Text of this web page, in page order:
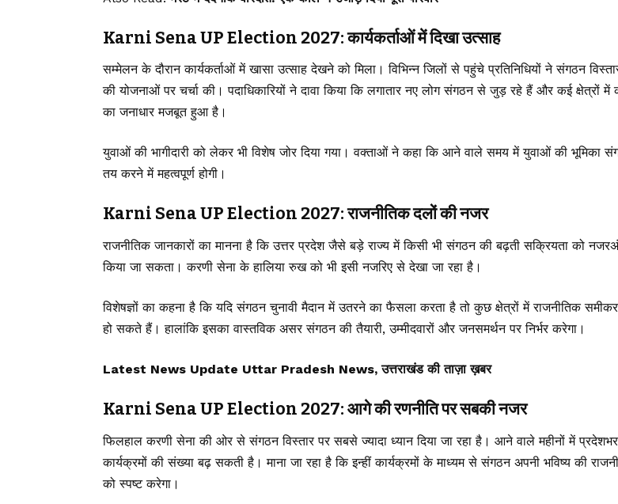
Karni Sena UP Election 2027: कार्यकर्ताओं में दिखा उत्साह
सम्मेलन के दौरान कार्यकर्ताओं में खासा उत्साह देखने को मिला। विभिन्न जिलों से पहुंचे प्रतिनिधियों ने संगठन
की योजनाओं पर चर्चा की। पदाधिकारियों ने दावा किया कि लगातार नए लोग संगठन से जुड़ रहे हैं और कई क्षेत्रों में
का जनाधार मजबूत हुआ है।
युवाओं की भागीदारी को लेकर भी विशेष जोर दिया गया। वक्ताओं ने कहा कि आने वाले समय में युवाओं की भूमिका
तय करने में महत्वपूर्ण होगी।
Karni Sena UP Election 2027: राजनीतिक दलों की नजर
राजनीतिक जानकारों का मानना है कि उत्तर प्रदेश जैसे बड़े राज्य में किसी भी संगठन की बढ़ती सक्रियता को
किया जा सकता। करणी सेना के हालिया रुख को भी इसी नजरिए से देखा जा रहा है।
विशेषज्ञों का कहना है कि यदि संगठन चुनावी मैदान में उतरने का फैसला करता है तो कुछ क्षेत्रों में राजनीतिक
हो सकते हैं। हालांकि इसका वास्तविक असर संगठन की तैयारी, उम्मीदवारों और जनसमर्थन पर निर्भर करेगा।
Latest News Update Uttar Pradesh News, उत्तराखंड की ताज़ा ख़बर
Karni Sena UP Election 2027: आगे की रणनीति पर सबकी नजर
फिलहाल करणी सेना की ओर से संगठन विस्तार पर सबसे ज्यादा ध्यान दिया जा रहा है। आने वाले महीनों में
कार्यक्रमों की संख्या बढ़ सकती है। माना जा रहा है कि इन्हीं कार्यक्रमों के माध्यम से संगठन अपनी भविष्य की
को स्पष्ट करेगा।